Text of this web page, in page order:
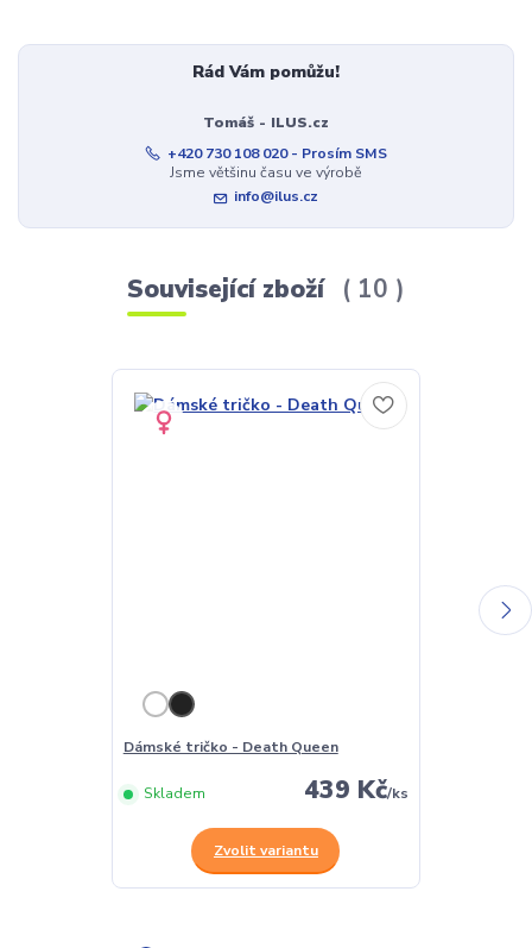
Rád Vám pomůžu!
Tomáš - ILUS.cz
+420 730 108 020 - Prosím SMS
Jsme většinu času ve výrobě
info@ilus.cz
Související zboží 10
Dámské tričko - Death Queen
439 Kč/ks
Skladem
Zvolit variantu